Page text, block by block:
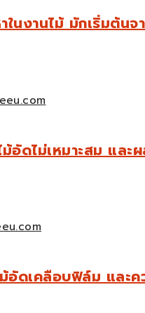
นงานไม้ มักเริ่มต้นจ
อัดไม่เหมาะสม แล
อัดเคลือบฟิล์ม และค